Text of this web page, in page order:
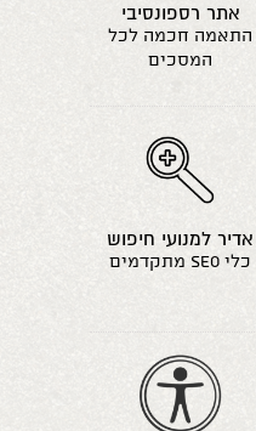
אתר רספונסיבי
התאמה חכמה לכל
המסכים
אדיר למנועי חיפוש
כלי seo מתקדמים